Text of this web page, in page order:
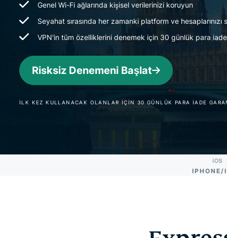
Genel Wi-Fi ağlarında kişisel verilerinizi koruyun
Seyahat sırasında her zamanki platform ve hesaplarınızı
VPN'in tüm özelliklerini denemek için 30 günlük para
Risksiz Denemeni Başlat
İLK KEZ KULLANACAK OLANLAR İÇİN 30 GÜNLÜK PARA İADE
IPHONE/